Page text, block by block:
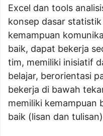
Excel dan tools
konsep dasar
kemampuan
baik, dapat bekerja
tim, memiliki inisiatif
belajar, berorientasi
bekerja di bawah
memiliki kemampuan
baik (lisan dan